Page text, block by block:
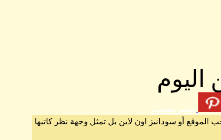
اليوم
بنتيريست
الموقع أو سودانيز اون لاين بل تمثل وجهة نظر كاتبها